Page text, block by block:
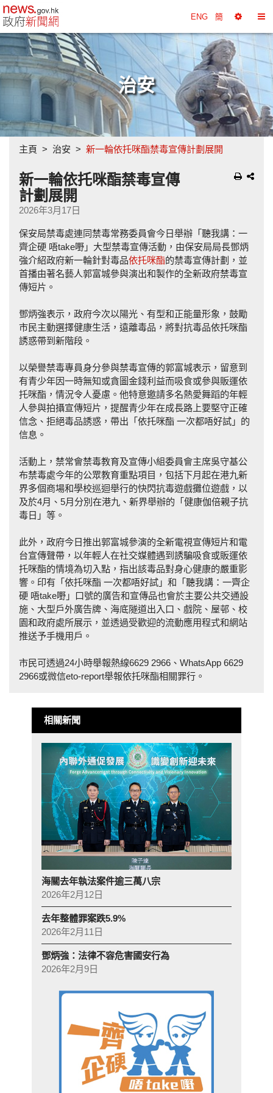
政府新聞網主頁 ENG 簡
擇
換
目
錄
治安
主頁 治安 新一輪依托咪酯禁毒宣傳計劃展開
新一輪依托咪酯禁毒宣傳
計劃展開
2026年3月17日
保安局禁毒處連同禁毒常務委員會今日舉辦「聽我講：一
齊企硬 唔take嘢」大型禁毒宣傳活動，由保安局局長鄧炳
強介紹政府新一輪針對毒品依托咪酯的禁毒宣傳計劃，並
首播由著名藝人郭富城參與演出和製作的全新政府禁毒宣
傳短片。
鄧炳強表示，政府今次以陽光、有型和正能量形象，鼓勵
市民主動選擇健康生活，遠離毒品，將對抗毒品依托咪酯
誘惑帶到新階段。
以榮譽禁毒專員身分參與禁毒宣傳的郭富城表示，留意到
有青少年因一時無知或貪圖金錢利益而吸食或參與販運依
托咪酯，情況令人憂慮。他特意邀請多名熱愛舞蹈的年輕
人參與拍攝宣傳短片，提醒青少年在成長路上要堅守正確
信念、拒絕毒品誘惑，帶出「依托咪酯 一次都唔好試」的
信息。
活動上，禁常會禁毒教育及宣傳小組委員會主席吳守基公
布禁毒處今年的公眾教育重點項目，包括下月起在港九新
界多個商場和學校巡迴舉行的快閃抗毒遊戲攤位遊戲，以
及於4月、5月分別在港九、新界舉辦的「健康伽倍親子抗
毒日」等。
此外，政府今日推出郭富城參演的全新電視宣傳短片和電
台宣傳聲帶，以年輕人在社交媒體遇到誘騙吸食或販運依
托咪酯的情境為切入點，指出該毒品對身心健康的嚴重影
響。印有「依托咪酯 一次都唔好試」和「聽我講：一齊企
硬 唔take嘢」口號的廣告和宣傳品也會於主要公共交通設
施、大型戶外廣告牌、海底隧道出入口、戲院、屋邨、校
園和政府處所展示，並透過受歡迎的流動應用程式和網站
推送予手機用戶。
市民可透過24小時舉報熱線6629 2966、WhatsApp 6629
2966或微信eto-report舉報依托咪酯相關罪行。
相關新聞
海關去年執法案件逾三萬八宗
2026年2月12日
去年整體罪案跌5.9%
2026年2月11日
鄧炳強：法律不容危害國安行為
2026年2月9日